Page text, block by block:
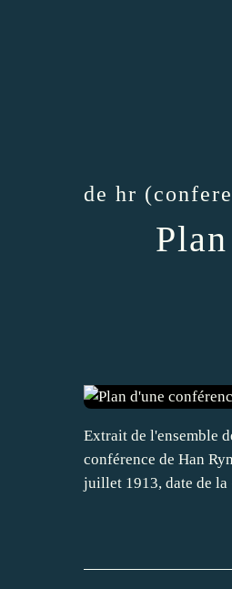
de hr
Extrait de l'ensemble
conférence de Han
juillet 1913, date de la